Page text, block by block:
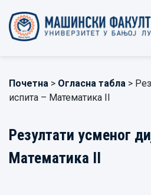
Почетна > Огласна табла >
испита – Математика II
Резултати усменог
Математика II